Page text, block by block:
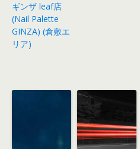
ギンザ leaf店
(Nail Palette
GINZA) (倉敷エ
リア)